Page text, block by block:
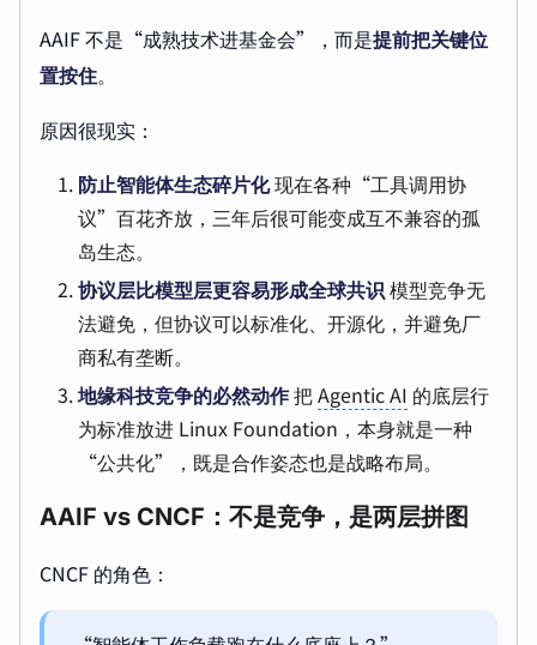
AAIF 不是“成熟技术进基金会”，而是提前把关键位
置按住。
原因很现实：
防止智能体生态碎片化现在各种“工具调用协
议”百花齐放，三年后很可能变成互不兼容的孤
岛生态。
协议层比模型层更容易形成全球共识模型竞争无
法避免，但协议可以标准化、开源化，并避免厂
商私有垄断。
地缘科技竞争的必然动作把Agentic AI 的底层行
为标准放进 Linux Foundation，本身就是一种
“公共化”，既是合作姿态也是战略布局。
AAIF vs CNCF：不是竞争，是两层拼图
CNCF 的角色：